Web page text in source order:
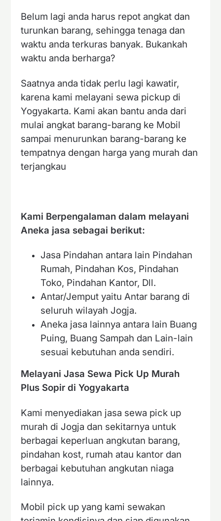
Belum lagi anda harus repot angkat dan
turunkan barang, sehingga tenaga dan
waktu anda terkuras banyak. Bukankah
waktu anda berharga?
Saatnya anda tidak perlu lagi kawatir,
karena kami melayani sewa pickup di
Yogyakarta. Kami akan bantu anda dari
mulai angkat barang-barang ke Mobil
sampai menurunkan barang-barang ke
tempatnya dengan harga yang murah dan
terjangkau
Kami Berpengalaman dalam melayani
Aneka jasa sebagai berikut:
Jasa Pindahan antara lain Pindahan
Rumah, Pindahan Kos, Pindahan
Toko, Pindahan Kantor, Dll.
Antar/Jemput yaitu Antar barang di
seluruh wilayah Jogja.
Aneka jasa lainnya antara lain Buang
Puing, Buang Sampah dan Lain-lain
sesuai kebutuhan anda sendiri.
Melayani Jasa Sewa Pick Up Murah
Plus Sopir di Yogyakarta
Kami menyediakan jasa sewa pick up
murah di Jogja dan sekitarnya untuk
berbagai keperluan angkutan barang,
pindahan kost, rumah atau kantor dan
berbagai kebutuhan angkutan niaga
lainnya.
Mobil pick up yang kami sewakan